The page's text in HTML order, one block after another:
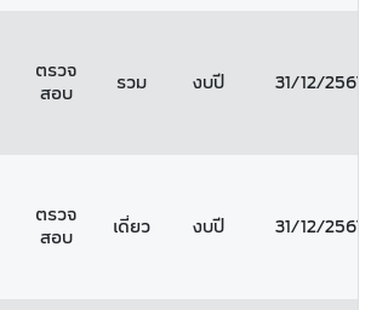
ตรวจ
สอบ
รวม งบปี 31/12/2567
ตรวจ
สอบ
เดี่ยว งบปี 31/12/2567